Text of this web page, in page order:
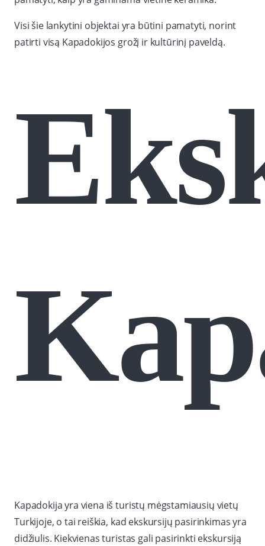
Visi šie lankytini objektai yra būtini pamatyti, norint
patirti visą Kapadokijos grožį ir kultūrinį paveldą.
Kapadokija yra viena iš turistų mėgstamiausių vietų
Turkijoje, o tai reiškia, kad ekskursijų pasirinkimas yra
didžiulis. Kiekvienas turistas gali pasirinkti ekskursiją